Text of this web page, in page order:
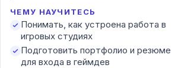
ЧЕМУ НАУЧИТЕСЬ
Понимать, как устроена работа в
игровых студиях
Подготовить портфолио и резюме
для входа в геймдев